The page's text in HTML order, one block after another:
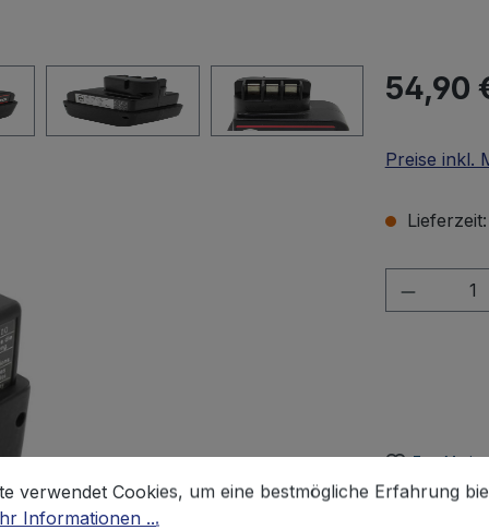
Regulärer
54,90
Preise inkl.
Zum
Cookies, um eine bestmögliche Erfahrung
verwendet Cookies, um eine bestmögliche Erfahrung
Informationen ...